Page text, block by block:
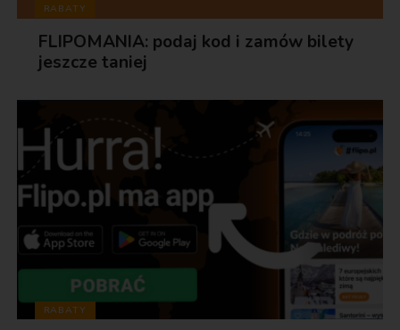
RABATY
FLIPOMANIA: podaj kod i zamów bilety
jeszcze taniej
RABATY